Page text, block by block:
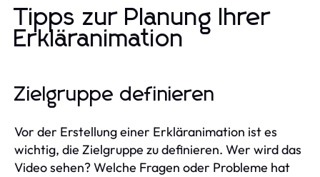
Tipps zur Planung Ihrer
Erkläranimation
Zielgruppe definieren
Vor der Erstellung einer Erkläranimation ist es
wichtig, die Zielgruppe zu definieren. Wer wird das
Video sehen? Welche Fragen oder Probleme hat